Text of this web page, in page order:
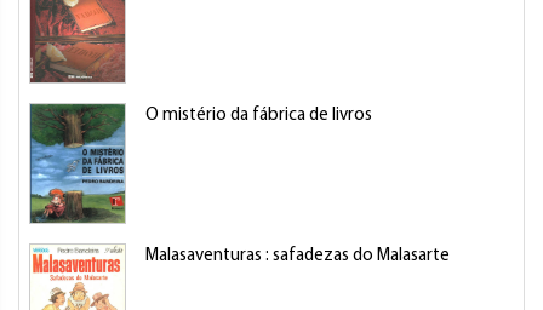
O mistério da fábrica de livros
Malasaventuras : safadezas do Malasarte